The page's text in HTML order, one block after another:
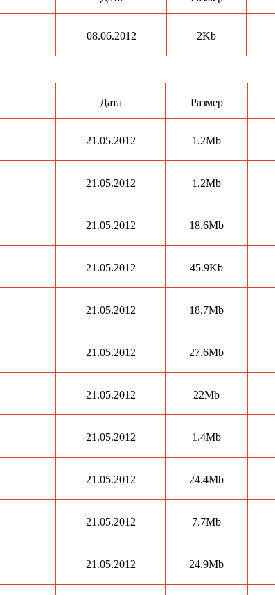
08.06.2012 2Kb
Дата Размер
21.05.2012 1.2Mb
21.05.2012 1.2Mb
21.05.2012 18.6Mb
21.05.2012 45.9Kb
21.05.2012 18.7Mb
21.05.2012 27.6Mb
21.05.2012 22Mb
21.05.2012 1.4Mb
21.05.2012 24.4Mb
21.05.2012 7.7Mb
21.05.2012 24.9Mb